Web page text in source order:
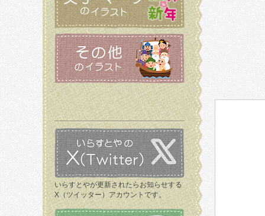
いらすとやが更新されたらお知らせする
X（ツイッター）アカウントです。